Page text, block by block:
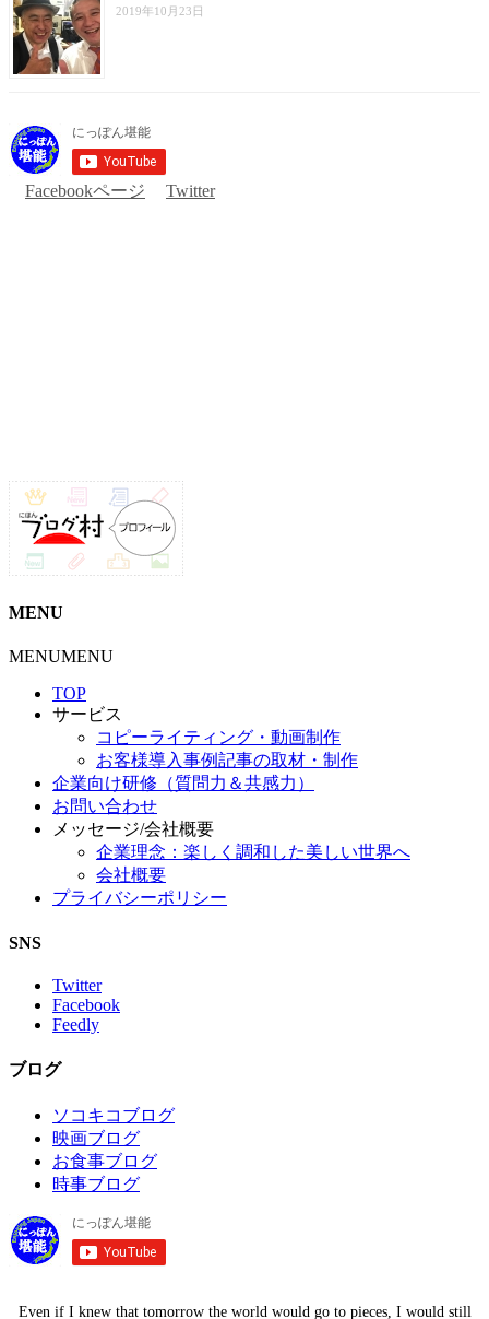
2019年10月23日
Facebookページ Twitter
MENU
MENUMENU
TOP
サービス
コピーライティング・動画制作
お客様導入事例記事の取材・制作
企業向け研修（質問力＆共感力）
お問い合わせ
メッセージ/会社概要
企業理念：楽しく調和した美しい世界へ
会社概要
プライバシーポリシー
SNS
Twitter
Facebook
Feedly
ブログ
ソコキコブログ
映画ブログ
お食事ブログ
時事ブログ
Even if I knew that tomorrow the world would go to pieces, I would still